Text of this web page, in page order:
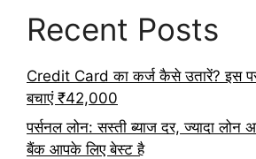
Recent Posts
Credit Card का कर्ज कैसे उतारें? इस
बचाएं ₹42,000
पर्सनल लोन: सस्ती ब्याज दर, ज्यादा लोन
बैंक आपके लिए बेस्ट है